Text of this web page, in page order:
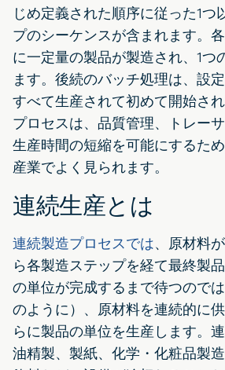
じめ定義された順序に従った1つ
プのシーケンスが含まれます。
に一定量の製品が製造され、1つ
ます。後続のバッチ処理は、設
すべて生産されて初めて開始さ
プロセスは、品質管理、トレー
生産時間の短縮を可能にするた
産業でよく見られます。
連続生産とは
連続製造プロセスでは、原材料
ら各製造ステップを経て最終製
の単位が完成するまで待つので
のように）、原材料を連続的に
らに製品の単位を生産します。
油精製、製紙、化学・化粧品製